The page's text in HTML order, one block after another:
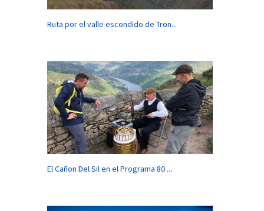
Ruta por el valle escondido de Tron...
El Cañon Del Sil en el Programa 80 ...